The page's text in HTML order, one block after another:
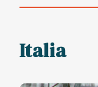
Italia